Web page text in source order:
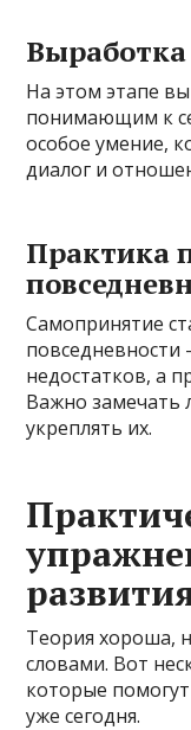
Выработка
На этом этапе
понимающим к
особое умение,
диалог и
Практика
Самопринятие
повседневности
недостатков, а
Важно замечать
укреплять их.
Теория хороша,
словами. Вот
которые
уже сегодня.